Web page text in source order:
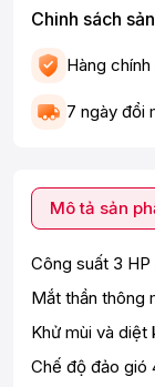
Chinh sách
Hàng chính
7 ngày đổi
Mô tả sản
Công suất 3
Mắt thần thông
Khử mùi và diệt
Chế độ đảo gió